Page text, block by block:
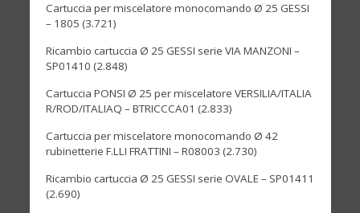
Cartuccia per miscelatore monocomando Ø 25 GESSI
– 1805 (3.721)
Ricambio cartuccia Ø 25 GESSI serie VIA MANZONI –
SP01410 (2.848)
Cartuccia PONSI Ø 25 per miscelatore VERSILIA/ITALIA
R/ROD/ITALIAQ – BTRICCCA01 (2.833)
Cartuccia per miscelatore monocomando Ø 42
rubinetterie F.LLI FRATTINI – R08003 (2.730)
Ricambio cartuccia Ø 25 GESSI serie OVALE – SP01411
(2.690)